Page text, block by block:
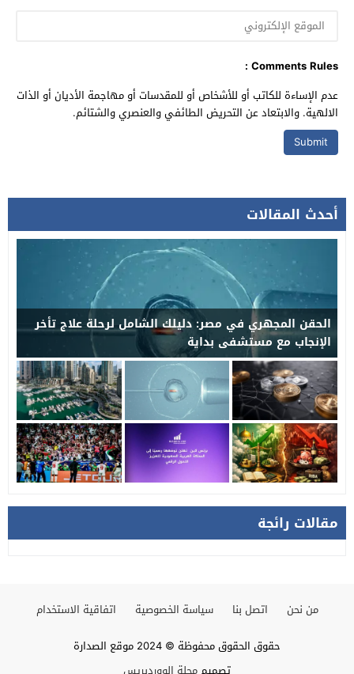
Comments Rules :
عدم الإساءة للكاتب أو للأشخاص أو للمقدسات أو مهاجمة الأديان أو الذات
الالهية. والابتعاد عن التحريض الطائفي والعنصري والشتائم.
أحدث المقالات
الحقن المجهري في مصر: دليلك الشامل لرحلة علاج تأخر
الإنجاب مع مستشفى بداية
مقالات رائجة
من نحن اتصل بنا سياسة الخصوصية
اتفاقية الاستخدام
حقوق الحقوق محفوظة © 2024 موقع الصدارة